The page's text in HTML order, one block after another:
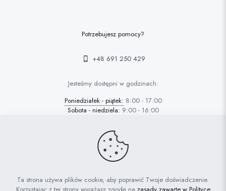
Potrzebujesz pomocy?
+48 691 250 429
Jesteśmy dostępni w godzinach:
Poniedziałek - piątek: 8:00 - 17:00
Sobota - niedziela: 9:00 - 16:00
© 2022 FAFARAFA | Haft Piotrków Trybunalski |
Projektowanie
stron Piotrków: AdrianGrzybek.pl
Ta strona używa plików cookie, aby poprawić Twoje doświadczenie.